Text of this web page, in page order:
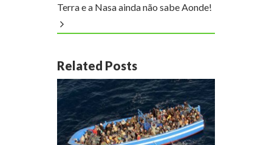
Terra e a Nasa ainda não sabe Aonde!
Related Posts